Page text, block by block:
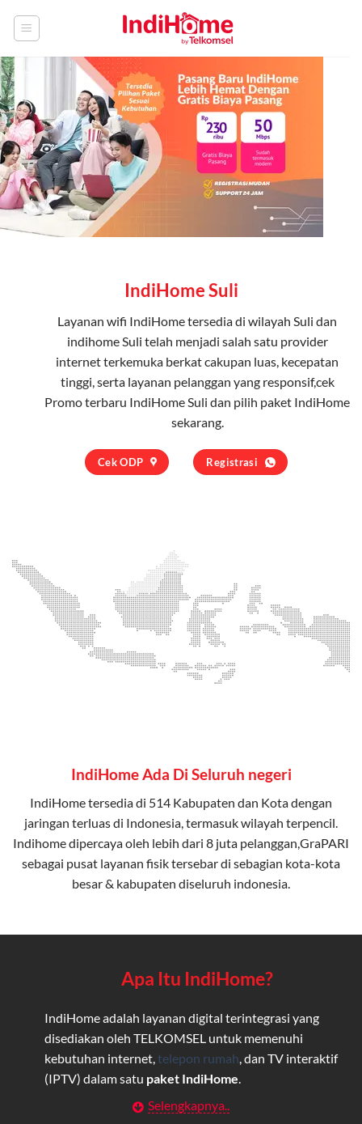
IndiHome Suli
Layanan wifi IndiHometersedia di wilayah Suli dan
indihome Suli telah menjadi salah satu provider
internet terkemuka berkat cakupan luas, kecepatan
tinggi, serta layanan pelanggan yang responsif,cek
Promo terbaru IndiHome Suli dan pilih paket IndiHome
sekarang.
Cek ODP Registrasi
IndiHome Ada Di Seluruh negeri
IndiHome tersedia di 514 Kabupaten dan Kota dengan
jaringan terluas di Indonesia, termasuk wilayah terpencil.
Indihome dipercaya oleh lebih dari 8 juta pelanggan,GraPARI
sebagai pusat layanan fisik tersebar di sebagian kota-kota
besar & kabupaten diseluruh indonesia.
Apa Itu IndiHome?
IndiHome adalah layanan digital terintegrasi yang
disediakan oleh TELKOMSEL untuk memenuhi
kebutuhan internet, telepon rumah , dan TV interaktif
(IPTV) dalam satu paket IndiHome
Layanan Wifi Indihome ini dirancang untuk
Selengkapnya..